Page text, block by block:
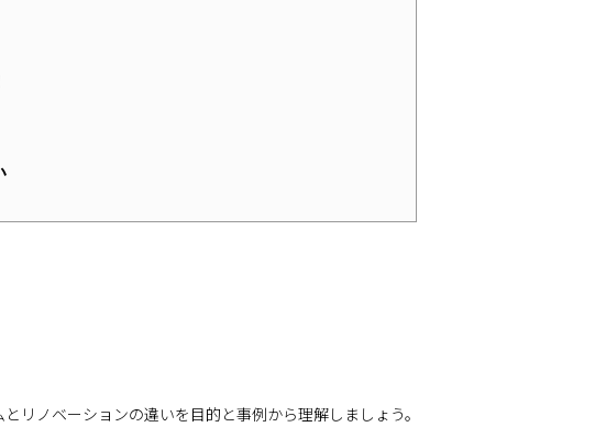
リノベーションの違いを目的と事例から理解しましょう。